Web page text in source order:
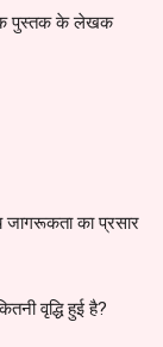
पुस्तक के लेखक
का प्रसार
वृद्धि हुई है?